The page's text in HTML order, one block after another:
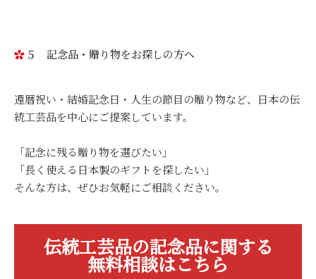
５ 記念品・贈り物をお探しの方へ
還暦祝い・結婚記念日・人生の節目の贈り物など、日本の伝
統工芸品を中心にご提案しています。
「記念に残る贈り物を選びたい」
「長く使える日本製のギフトを探したい」
そんな方は、ぜひお気軽にご相談ください。
伝統工芸品の記念品に関する
無料相談はこちら